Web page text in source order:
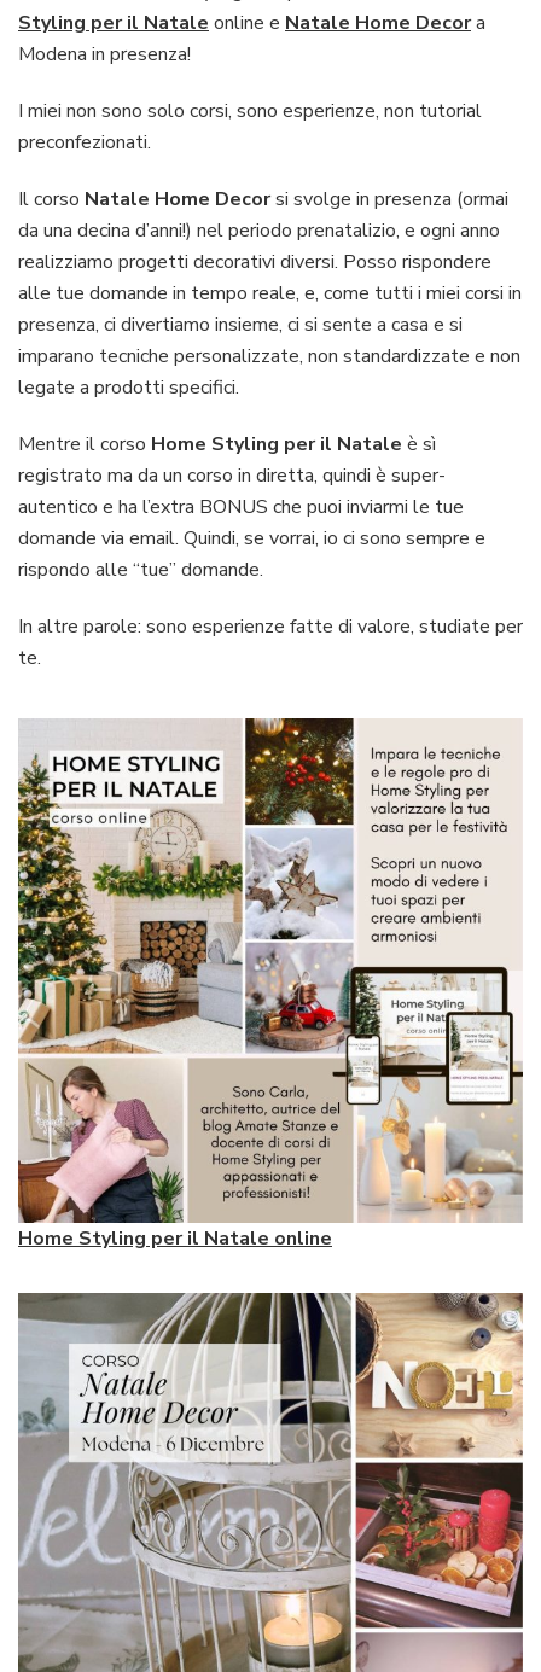
Styling per il Natale online e Natale Home Decora
Modena in presenza!
I miei non sono solo corsi, sono esperienze, non tutorial
preconfezionati.
Il corso Natale Home Decorsi svolge in presenza (ormai
da una decina d’anni!) nel periodo prenatalizio, e ogni anno
realizziamo progetti decorativi diversi. Posso rispondere
alle tue domande in tempo reale, e, come tutti i miei corsi in
presenza, ci divertiamo insieme, ci si sente a casa e si
imparano tecniche personalizzate, non standardizzate e non
legate a prodotti specifici.
Mentre il corso Home Styling per il Natale è sì
registrato ma da un corso in diretta, quindi è super-
autentico e ha l’extra BONUS che puoi inviarmi le tue
domande via email. Quindi, se vorrai, io ci sono sempre e
rispondo alle “tue” domande.
In altre parole: sono esperienze fatte di valore, studiate per
te.
Home Styling per il Natale online